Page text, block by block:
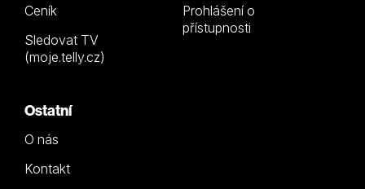
Ceník
Sledovat TV
(moje.telly.cz)
Prohlášení o
přístupnosti
Ostatní
O nás
Kontakt